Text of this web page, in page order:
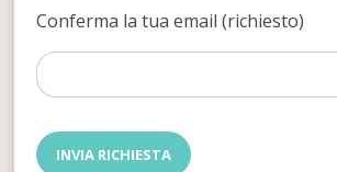
Conferma la tua email (richiesto)